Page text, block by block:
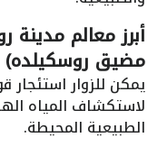
أبرز معالم
مضيق روسكيلده)
يمكن للزوار استئجار
لاستكشاف المياه
الطبيعية المحيطة.